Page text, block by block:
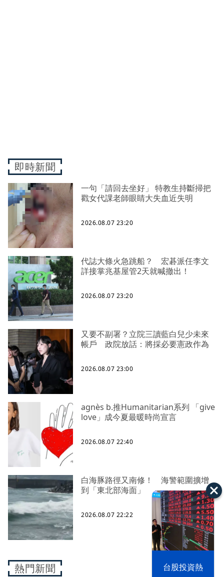
台股投資熱
即時新聞
一句「請回去坐好」 特教生持斷掃把
戳女代課老師眼睛大失血近失明
2026.08.07 23:20
代誌大條火急跳船？ 宏碁派任李文
詳接掌兆基屋管2天就喊撤出！
2026.08.07 23:20
又要不副署？立院三讀藍白兒少未來
帳戶 政院放話：將採必要憲政作為
2026.08.07 23:00
agnès b.推Humanitarian系列 「give
love」成今夏最暖時尚宣言
2026.08.07 22:40
白海豚路徑又南修！ 海警範圍擴增
到「東北部海面」
2026.08.07 22:22
熱門新聞